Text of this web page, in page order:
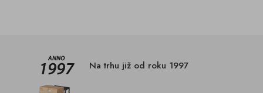
Na trhu již od roku 1997